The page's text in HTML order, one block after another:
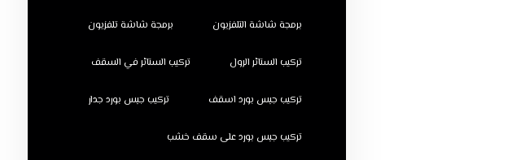
برمجة شاشة التلفزيون برمجة شاشة تلفزيون
تركيب الستائر الرول تركيب الستائر في السقف
تركيب جبس بورد اسقف تركيب جبس بورد جدار
تركيب جبس بورد على سقف خشب